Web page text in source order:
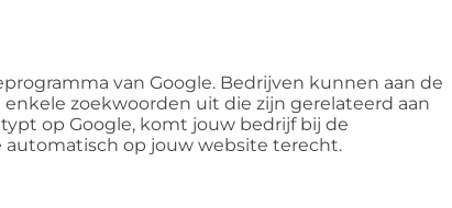
van Google. Bedrijven kunnen aan de
zoekwoorden uit die zijn gerelateerd aan
op Google, komt jouw bedrijf bij de
automatisch op jouw website terecht.